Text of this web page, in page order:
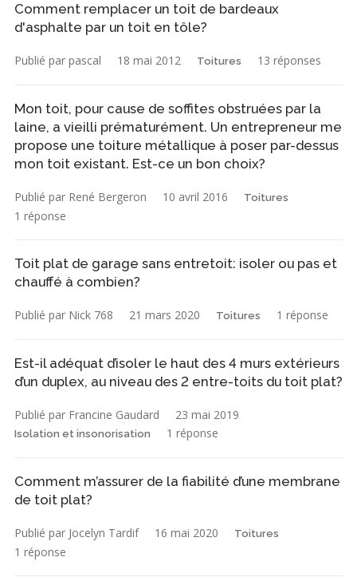
Comment remplacer un toit de bardeaux
d'asphalte par un toit en tôle?
Publié par pascal 18 mai 2012 Toitures 13 réponses
Mon toit, pour cause de soffites obstruées par la
laine, a vieilli prématurément. Un entrepreneur me
propose une toiture métallique à poser par-dessus
mon toit existant. Est-ce un bon choix?
Publié par René Bergeron 10 avril 2016 Toitures
1 réponse
Toit plat de garage sans entretoit: isoler ou pas et
chauffé à combien?
Publié par Nick 768 21 mars 2020 Toitures 1 réponse
Est-il adéquat d’isoler le haut des 4 murs extérieurs
d’un duplex, au niveau des 2 entre-toits du toit plat?
Publié par Francine Gaudard 23 mai 2019
Isolation et insonorisation 1 réponse
Comment m’assurer de la fiabilité d’une membrane
de toit plat?
Publié par Jocelyn Tardif 16 mai 2020 Toitures
1 réponse